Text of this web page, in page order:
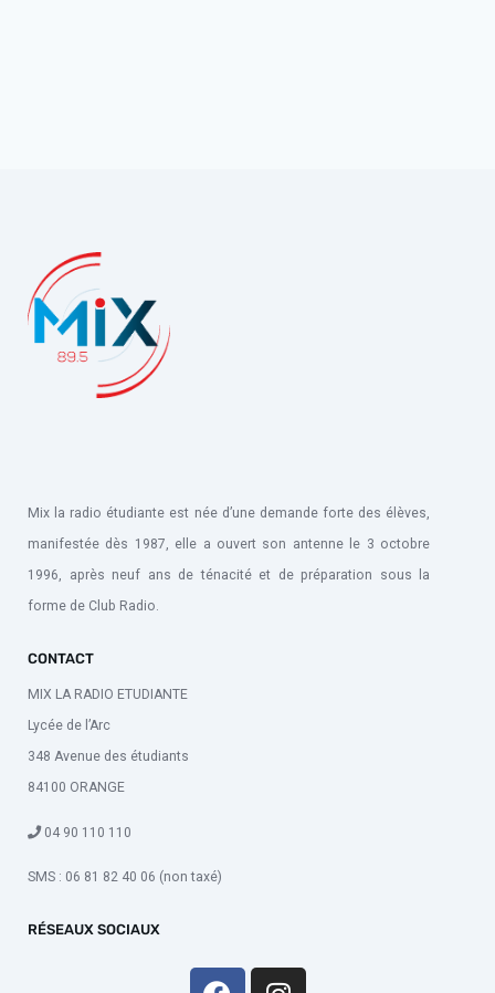
Mix la radio étudiante est née d’une demande forte des élèves,
manifestée dès 1987, elle a ouvert son antenne le 3 octobre
1996, après neuf ans de ténacité et de préparation sous la
forme de Club Radio.
CONTACT
MIX LA RADIO ETUDIANTE
Lycée de l’Arc
348 Avenue des étudiants
84100 ORANGE
04 90 110 110
SMS : 06 81 82 40 06 (non taxé)
RÉSEAUX SOCIAUX